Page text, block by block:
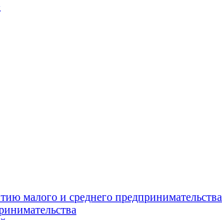
малого и среднего предпринимательства